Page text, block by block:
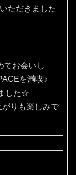
ただきました
てお会いし
を満喫♪
した☆
りも楽しみで